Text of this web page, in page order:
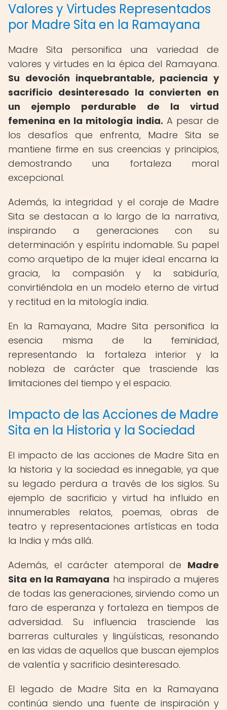
Valores y Virtudes Representados
por Madre Sita en la Ramayana
Madre Sita personifica una variedad de
valores y virtudes en la épica del Ramayana.
Su devoción inquebrantable, paciencia y
sacrificio desinteresado la convierten en
un ejemplo perdurable de la virtud
femenina en la mitología india. A pesar de
los desafíos que enfrenta, Madre Sita se
mantiene firme en sus creencias y principios,
demostrando una fortaleza moral
excepcional.
Además, la integridad y el coraje de Madre
Sita se destacan a lo largo de la narrativa,
inspirando a generaciones con su
determinación y espíritu indomable. Su papel
como arquetipo de la mujer ideal encarna la
gracia, la compasión y la sabiduría,
convirtiéndola en un modelo eterno de virtud
y rectitud en la mitología india.
En la Ramayana, Madre Sita personifica la
esencia misma de la feminidad,
representando la fortaleza interior y la
nobleza de carácter que trasciende las
limitaciones del tiempo y el espacio.
Impacto de las Acciones de Madre
Sita en la Historia y la Sociedad
El impacto de las acciones de Madre Sita en
la historia y la sociedad es innegable, ya que
su legado perdura a través de los siglos. Su
ejemplo de sacrificio y virtud ha influido en
innumerables relatos, poemas, obras de
teatro y representaciones artísticas en toda
la India y más allá.
Además, el carácter atemporal de Madre
Sita en la Ramayana ha inspirado a mujeres
de todas las generaciones, sirviendo como un
faro de esperanza y fortaleza en tiempos de
adversidad. Su influencia trasciende las
barreras culturales y lingüísticas, resonando
en las vidas de aquellos que buscan ejemplos
de valentía y sacrificio desinteresado.
El legado de Madre Sita en la Ramayana
continúa siendo una fuente de inspiración y